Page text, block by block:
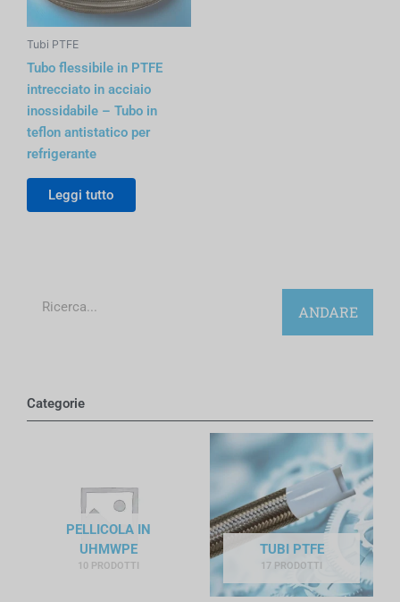
Tubi PTFE
Tubo flessibile in PTFE
intrecciato in acciaio
inossidabile – Tubo in
teflon antistatico per
refrigerante
Leggi tutto
ANDARE
Categorie
PELLICOLA IN
UHMWPE
10 PRODOTTI
TUBI PTFE
17 PRODOTTI